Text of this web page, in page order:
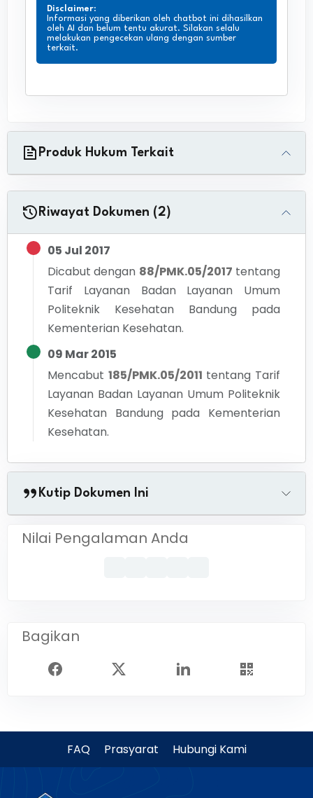
Disclaimer:
Informasi yang diberikan oleh chatbot ini dihasilkan
oleh AI dan belum tentu akurat. Silakan selalu
melakukan pengecekan ulang dengan sumber
terkait.
Produk Hukum Terkait
Riwayat Dokumen (2)
05 Jul 2017
Dicabut dengan 88/PMK.05/2017 tentang
Tarif Layanan Badan Layanan Umum
Politeknik Kesehatan Bandung pada
Kementerian Kesehatan.
09 Mar 2015
Mencabut 185/PMK.05/2011 tentang Tarif
Layanan Badan Layanan Umum Politeknik
Kesehatan Bandung pada Kementerian
Kesehatan.
Kutip Dokumen Ini
Nilai Pengalaman Anda
Bagikan
FAQ Prasyarat Hubungi Kami